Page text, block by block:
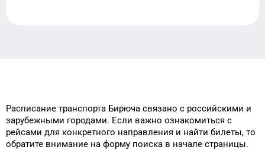
Расписание транспорта Бирюча связано с российскими и
зарубежными городами. Если важно ознакомиться с
рейсами для конкретного направления и найти билеты, то
обратите внимание на форму поиска в начале страницы.